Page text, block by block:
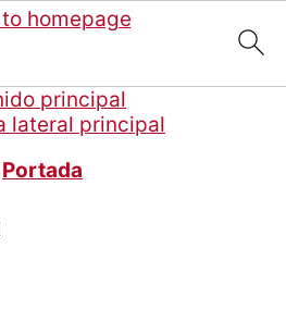
principal
lateral principal
Portada